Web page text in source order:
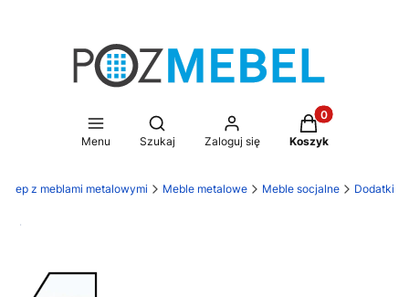
Menu
Otwórz wyszukiwarkę
Szukaj Zaloguj się
Produkty w
Koszyk
z meblami metalowymi Meble metalowe Meble socjalne Dodatki
Darmowa dostawa